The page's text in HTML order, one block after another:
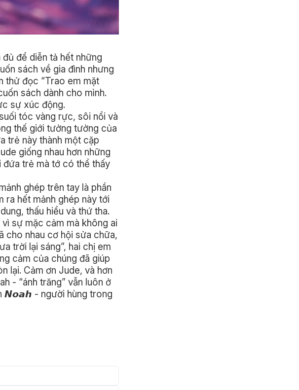
để diễn tả hết những
sách về gia đình nhưng
thử đọc “Trao em mặt
sách dành cho mình.
sự xúc động.
tóc vàng rực, sôi nổi và
thế giới tưởng tưởng của
trẻ này thành một cặp
giống nhau hơn những
đứa trẻ mà tớ có thể thấy
ghép trên tay là phần
hết mảnh ghép này tới
thấu hiểu và thứ tha.
sự mặc cảm mà không ai
cho nhau cơ hội sửa chữa,
trời lại sáng”, hai chị em
cảm của chúng đã giúp
lại. Cảm ơn Jude, và hơn
- “ánh trăng” vẫn luôn ở
𝙉𝙤𝙖𝙝 - người hùng trong